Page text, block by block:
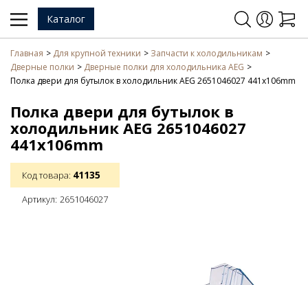
Каталог
Главная Для крупной техники
Запчасти к холодильникам
Дверные полки
Дверные полки для холодильника AEG
Полка двери для бутылок в холодильник AEG 2651046027 441x106mm
Полка двери для бутылок в
холодильник AEG 2651046027
441x106mm
Код товара: 41135
Артикул: 2651046027